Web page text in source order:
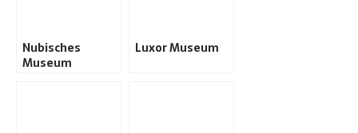
Nubisches
Museum
Luxor Museum